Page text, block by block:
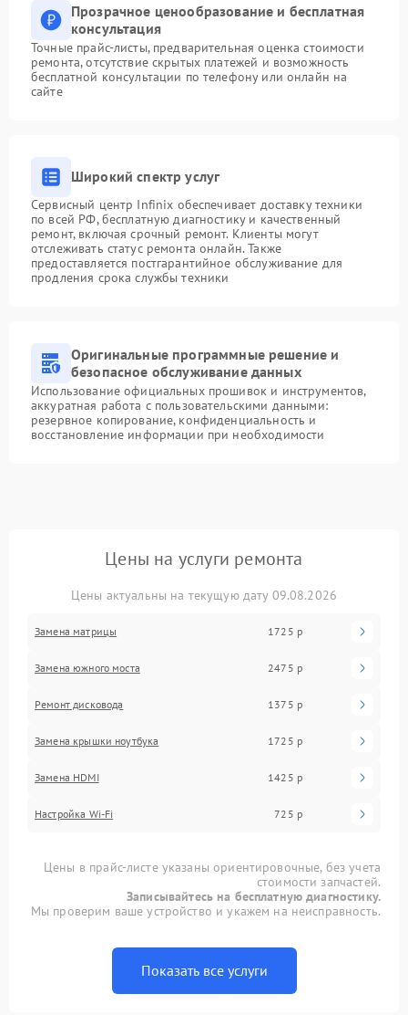
Прозрачное ценообразование и бесплатная
консультация
Точные прайс-листы, предварительная оценка стоимости
ремонта, отсутствие скрытых платежей и возможность
бесплатной консультации по телефону или онлайн на
сайте
Широкий спектр услуг
Сервисный центр Infinix обеспечивает доставку техники
по всей РФ, бесплатную диагностику и качественный
ремонт, включая срочный ремонт. Клиенты могут
отслеживать статус ремонта онлайн. Также
предоставляется постгарантийное обслуживание для
продления срока службы техники
Оригинальные программные решение и
безопасное обслуживание данных
Использование официальных прошивок и инструментов,
аккуратная работа с пользовательскими данными:
резервное копирование, конфиденциальность и
восстановление информации при необходимости
Цены на услуги ремонта
Цены актуальны на текущую дату 09.08.2026
Замена матрицы 1725 р
Замена южного моста 2475 р
Ремонт дисковода 1375 р
Замена крышки ноутбука 1725 р
Замена HDMI 1425 р
Настройка Wi-Fi 725 р
Цены в прайс-листе указаны ориентировочные, без учета
стоимости запчастей.
Записывайтесь на бесплатную диагностику.
Мы проверим ваше устройство и укажем на неисправность.
Показать все услуги